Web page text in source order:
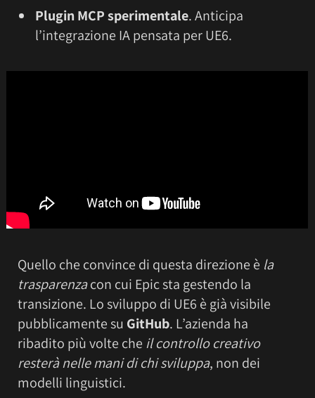
Plugin MCP sperimentale. Anticipa
l’integrazione IA pensata per UE6.
Quello che convince di questa direzione è la
trasparenzacon cui Epic sta gestendo la
transizione. Lo sviluppo di UE6 è già visibile
pubblicamente su GitHub. L’azienda ha
ribadito più volte che il controllo creativo
resterà nelle mani di chi sviluppa, non dei
modelli linguistici.